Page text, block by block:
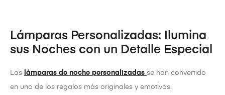
Lámparas Personalizadas: Ilumina
sus Noches con un Detalle Especial
Las lámparas de noche personalizadas se han convertido
en uno de los regalos más originales y emotivos.